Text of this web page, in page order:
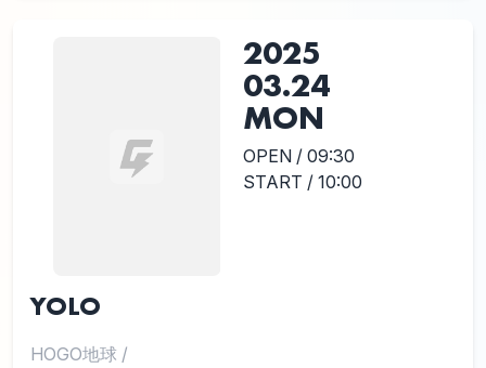
2025
03.24
MON
OPEN / 09:30
START / 10:00
YOLO
HOGO地球 /